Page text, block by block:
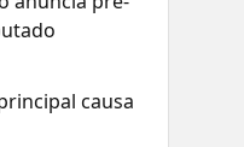
causa